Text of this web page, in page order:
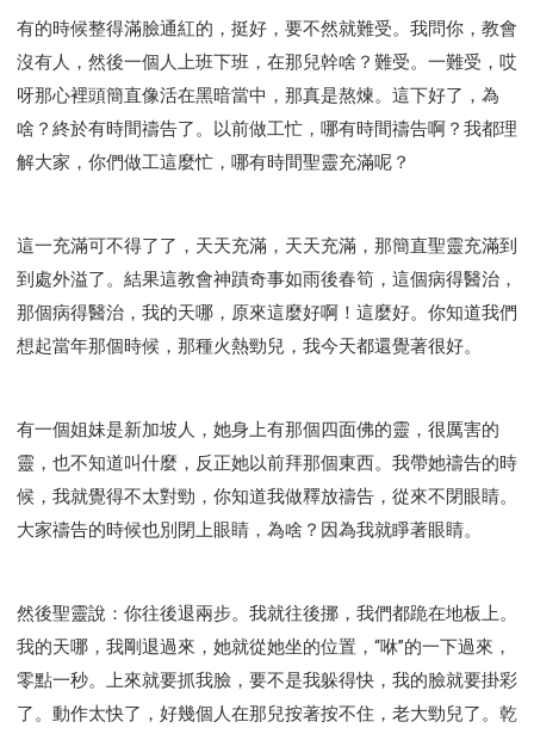
有的時候整得滿臉通紅的，挺好，要不然就難受。我問你，教會
沒有人，然後一個人上班下班，在那兒幹啥？難受。一難受，哎
呀那心裡頭簡直像活在黑暗當中，那真是熬煉。這下好了，為
啥？終於有時間禱告了。以前做工忙，哪有時間禱告啊？我都理
解大家，你們做工這麼忙，哪有時間聖靈充滿呢？
這一充滿可不得了了，天天充滿，天天充滿，那簡直聖靈充滿到
到處外溢了。結果這教會神蹟奇事如雨後春筍，這個病得醫治，
那個病得醫治，我的天哪，原來這麼好啊！這麼好。你知道我們
想起當年那個時候，那種火熱勁兒，我今天都還覺著很好。
有一個姐妹是新加坡人，她身上有那個四面佛的靈，很厲害的
靈，也不知道叫什麼，反正她以前拜那個東西。我帶她禱告的時
候，我就覺得不太對勁，你知道我做釋放禱告，從來不閉眼睛。
大家禱告的時候也別閉上眼睛，為啥？因為我就睜著眼睛。
然後聖靈說：你往後退兩步。我就往後挪，我們都跪在地板上。
我的天哪，我剛退過來，她就從她坐的位置，“咻”的一下過來，
零點一秒。上來就要抓我臉，要不是我躲得快，我的臉就要掛彩
了。動作太快了，好幾個人在那兒按著按不住，老大勁兒了。乾